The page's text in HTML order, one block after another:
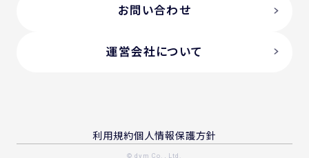
お問い合わせ
運営会社について
利用規約個人情報保護方針
© dym Co., Ltd.